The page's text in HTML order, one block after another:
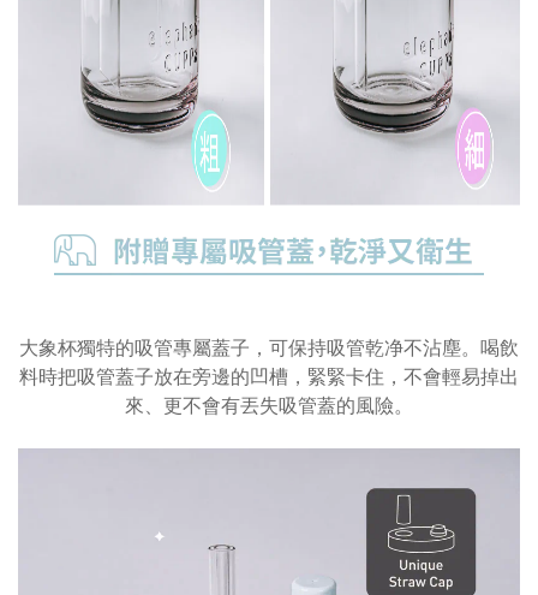
大象杯獨特的吸管專屬蓋子，可保持吸管乾净不沾塵。喝飲
料時把吸管蓋子放在旁邊的凹槽，緊緊卡住，不會輕易掉出
來、更不會有丟失吸管蓋的風險。